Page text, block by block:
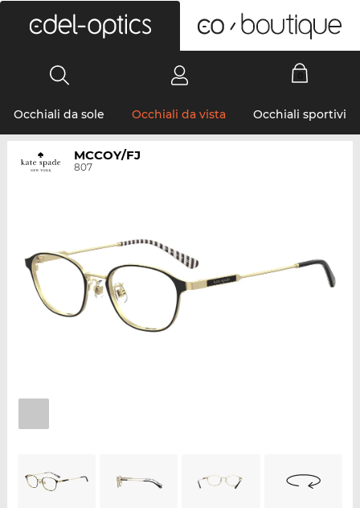
Occhiali da sole Occhiali da vista Occhiali sportivi
MCCOY/FJ
807